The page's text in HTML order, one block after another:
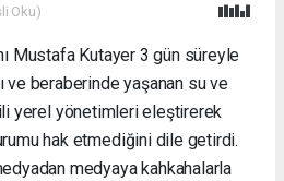
Oku)
Mustafa Kutayer 3 gün süreyle
ve beraberinde yaşanan su ve
yerel yönetimleri eleştirerek
hak etmediğini dile getirdi.
medyaya kahkahalarla